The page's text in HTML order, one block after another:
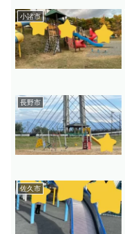
小諸市
長野市
佐久市